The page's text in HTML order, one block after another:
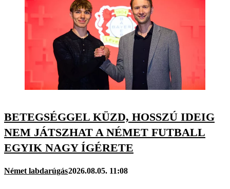
BETEGSÉGGEL KÜZD, HOSSZÚ IDEIG
NEM JÁTSZHAT A NÉMET FUTBALL
EGYIK NAGY ÍGÉRETE
Német labdarúgás2026.08.05. 11:08